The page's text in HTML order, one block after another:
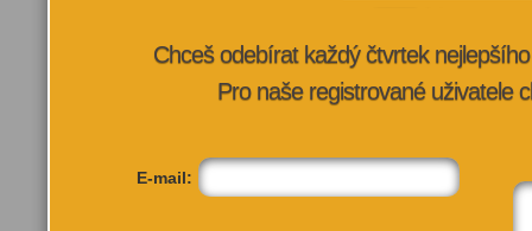
Chceš odebírat každý čtvrtek
Pro naše registrované uživatele
E-mail: